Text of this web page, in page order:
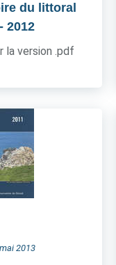
du littoral
- 2012
la version .pdf
mai 2013